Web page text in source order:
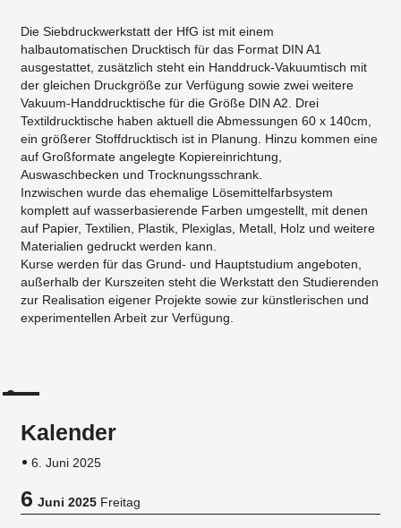
Die Siebdruckwerkstatt der HfG ist mit einem
halbautomatischen Drucktisch für das Format DIN A1
ausgestattet, zusätzlich steht ein Handdruck-Vakuumtisch mit
der gleichen Druckgröße zur Verfügung sowie zwei weitere
Vakuum-Handdrucktische für die Größe DIN A2. Drei
Textildrucktische haben aktuell die Abmessungen 60 x 140cm,
ein größerer Stoffdrucktisch ist in Planung. Hinzu kommen eine
auf Großformate angelegte Kopiereinrichtung,
Auswaschbecken und Trocknungsschrank.
Inzwischen wurde das ehemalige Lösemittelfarbsystem
komplett auf wasserbasierende Farben umgestellt, mit denen
auf Papier, Textilien, Plastik, Plexiglas, Metall, Holz und weitere
Materialien gedruckt werden kann.
Kurse werden für das Grund- und Hauptstudium angeboten,
außerhalb der Kurszeiten steht die Werkstatt den Studierenden
zur Realisation eigener Projekte sowie zur künstlerischen und
experimentellen Arbeit zur Verfügung.
Kalender
6. Juni 2025
6Juni 2025 Freitag